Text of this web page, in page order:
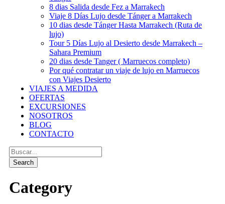
8 dias Salida desde Fez a Marrakech
Viaje 8 Días Lujo desde Tánger a Marrakech
10 dias desde Tánger Hasta Marrakech (Ruta de
lujo)
Tour 5 Días Lujo al Desierto desde Marrakech –
Sahara Premium
20 dias desde Tanger ( Marruecos completo)
Por qué contratar un viaje de lujo en Marruecos
con Viajes Desierto
VIAJES A MEDIDA
OFERTAS
EXCURSIONES
NOSOTROS
BLOG
CONTACTO
Category